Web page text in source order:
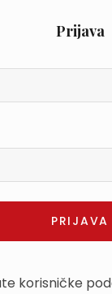
Prijava
korisničke